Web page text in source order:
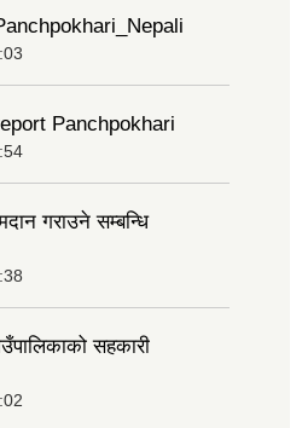
Panchpokhari
गराउने सम्बन्धि
सहकारी